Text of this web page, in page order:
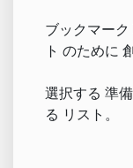
ブックマー
ト のために
選択する 準
る リスト。